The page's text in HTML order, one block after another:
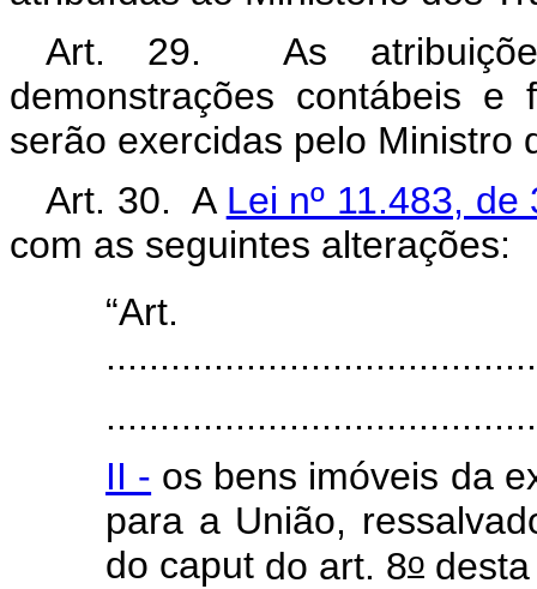
Art. 29. As
demonstrações contábeis e
serão exercidas pelo Ministro
Art. 30. A Lei nº 11.483,
com as seguintes alterações:
II - os bens imóveis da
para a União,
do caput do art. 8o